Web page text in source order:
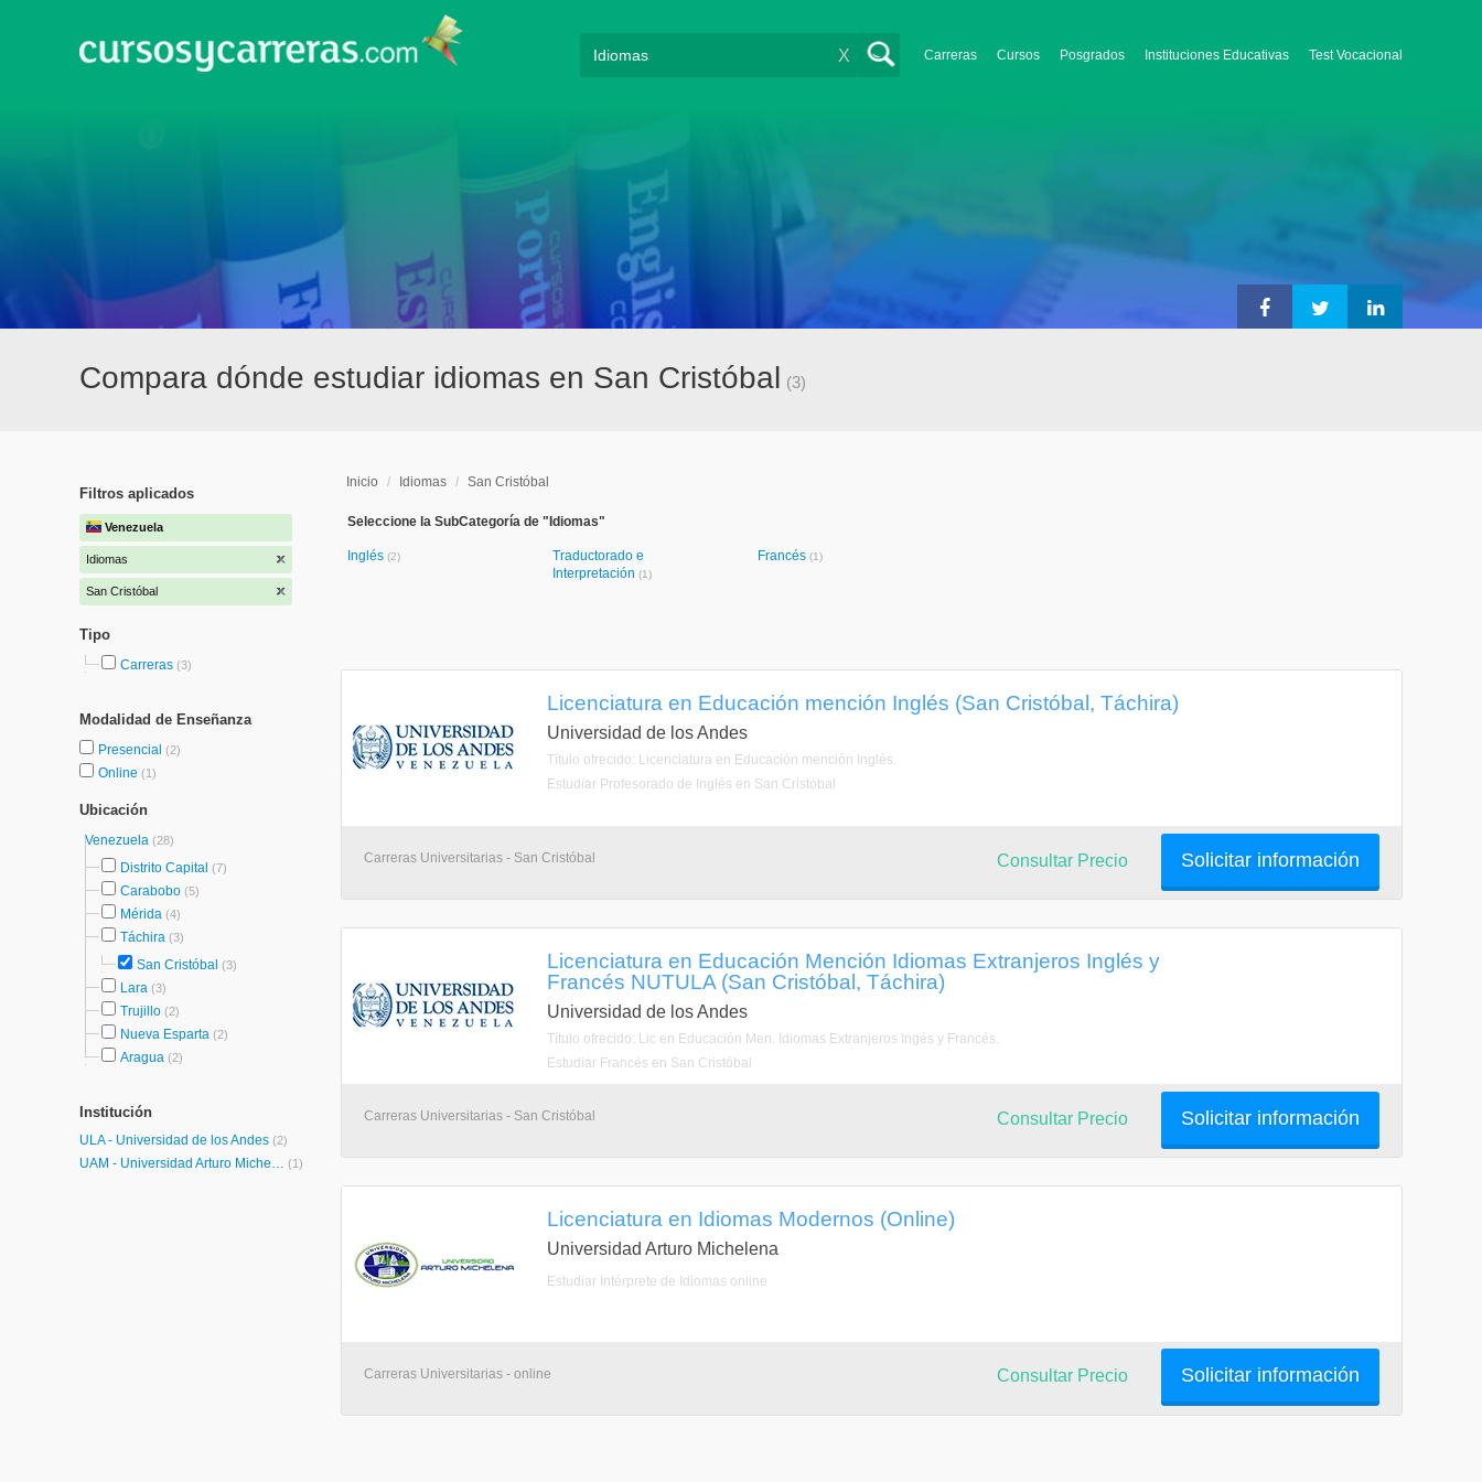
Carreras Cursos Posgrados Instituciones Educativas Test Vocacional
X
Compara dónde estudiar idiomas en San Cristóbal (3)
Filtros aplicados
Venezuela
Idiomas
San Cristóbal
Tipo
Carreras (3)
Modalidad de Enseñanza
Presencial (2)
Online (1)
Ubicación
Venezuela (28)
Distrito Capital (7)
Carabobo (5)
Mérida (4)
Táchira (3)
San Cristóbal (3)
Lara (3)
Trujillo (2)
Nueva Esparta (2)
Aragua (2)
Institución
ULA - Universidad de los Andes (2)
UAM - Universidad Arturo Michelena (1)
Inicio / Idiomas / San Cristóbal
Seleccione la SubCategoría de "Idiomas"
Inglés (2)
Traductorado e
Interpretación (1)
Francés (1)
Licenciatura en Educación mención Inglés (San Cristóbal, Táchira)
Universidad de los Andes
Título ofrecido: Licenciatura en Educación mención Inglés.
Estudiar Profesorado de Inglés en San Cristóbal
Carreras Universitarias - San Cristóbal Solicitar información
Consultar Precio
Licenciatura en Educación Mención Idiomas Extranjeros Inglés y
Francés NUTULA (San Cristóbal, Táchira)
Universidad de los Andes
Título ofrecido: Lic en Educación Men. Idiomas Extranjeros Ingés y Francés.
Estudiar Francés en San Cristóbal
Carreras Universitarias - San Cristóbal Solicitar información
Consultar Precio
Licenciatura en Idiomas Modernos (Online)
Universidad Arturo Michelena
Estudiar Intérprete de Idiomas online
Carreras Universitarias - online Solicitar información
Consultar Precio